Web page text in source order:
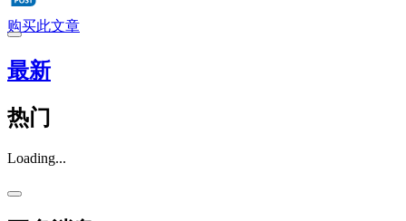
购买此文章
最新
热门
Loading...